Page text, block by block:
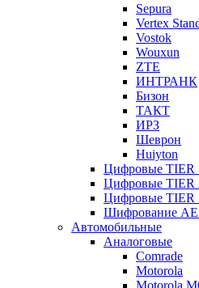
Sepura
Vertex
Vostok
Wouxun
ZTE
ИНТРАНК
Бизон
ТАКТ
ИРЗ
Шеврон
Huiyton
Цифровые TIER
Цифровые TIER
Цифровые TIER
Шифрование
Автомобильные
Аналоговые
Comrade
Motorola
Motorola